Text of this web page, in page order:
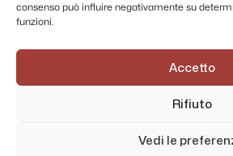
consenso può influire negativamente su
funzioni.
Accetto
Rifiuto
Vedi le